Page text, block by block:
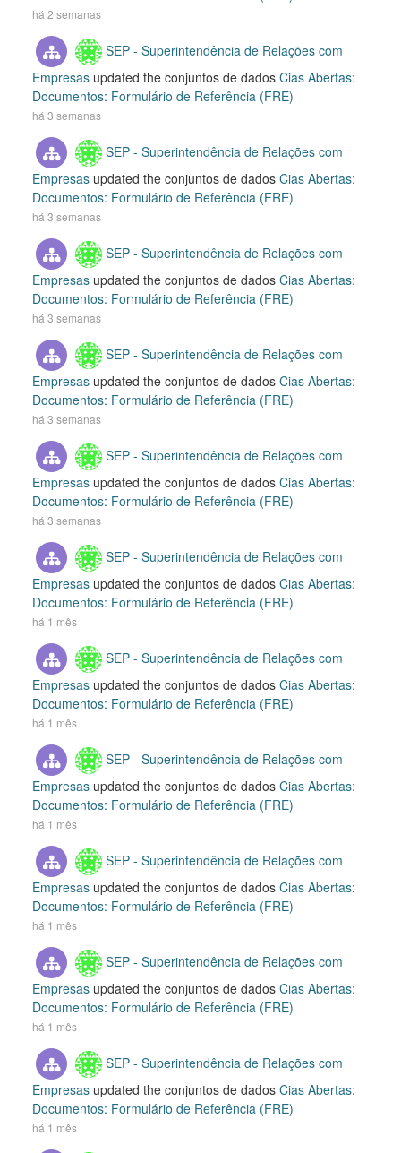
há 2 semanas
SEP - Superintendência de Relações com
Empresas updated the conjuntos de dados Cias Abertas:
Documentos: Formulário de Referência (FRE)
há 3 semanas
SEP - Superintendência de Relações com
Empresas updated the conjuntos de dados Cias Abertas:
Documentos: Formulário de Referência (FRE)
há 3 semanas
SEP - Superintendência de Relações com
Empresas updated the conjuntos de dados Cias Abertas:
Documentos: Formulário de Referência (FRE)
há 3 semanas
SEP - Superintendência de Relações com
Empresas updated the conjuntos de dados Cias Abertas:
Documentos: Formulário de Referência (FRE)
há 3 semanas
SEP - Superintendência de Relações com
Empresas updated the conjuntos de dados Cias Abertas:
Documentos: Formulário de Referência (FRE)
há 3 semanas
SEP - Superintendência de Relações com
Empresas updated the conjuntos de dados Cias Abertas:
Documentos: Formulário de Referência (FRE)
há 1 mês
SEP - Superintendência de Relações com
Empresas updated the conjuntos de dados Cias Abertas:
Documentos: Formulário de Referência (FRE)
há 1 mês
SEP - Superintendência de Relações com
Empresas updated the conjuntos de dados Cias Abertas:
Documentos: Formulário de Referência (FRE)
há 1 mês
SEP - Superintendência de Relações com
Empresas updated the conjuntos de dados Cias Abertas:
Documentos: Formulário de Referência (FRE)
há 1 mês
SEP - Superintendência de Relações com
Empresas updated the conjuntos de dados Cias Abertas:
Documentos: Formulário de Referência (FRE)
há 1 mês
SEP - Superintendência de Relações com
Empresas updated the conjuntos de dados Cias Abertas:
Documentos: Formulário de Referência (FRE)
há 1 mês